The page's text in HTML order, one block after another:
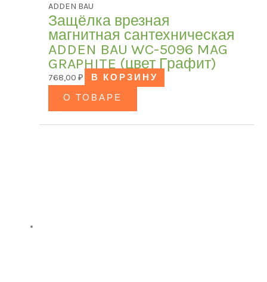
ADDEN BAU
Защёлка врезная
магнитная сантехническая
ADDEN BAU WC-5096 MAG
GRAPHITE (цвет Графит)
768,00 ₽
В КОРЗИНУ
О ТОВАРЕ